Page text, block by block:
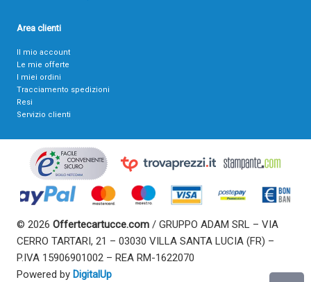
Area clienti
Il mio account
Le mie offerte
I miei ordini
Tracciamento spedizioni
Resi
Servizio clienti
© 2026 Offertecartucce.com / GRUPPO ADAM SRL – VIA
CERRO TARTARI, 21 – 03030 VILLA SANTA LUCIA (FR) –
P.IVA 15906901002 – REA RM-1622070
Powered by DigitalUp